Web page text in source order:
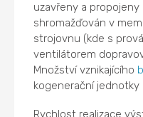
uzavřeny a
shromažďován v
strojovnu (kde s
ventilátorem
Množství vznikajícího
kogenerační jednotky
Rychlost realizace